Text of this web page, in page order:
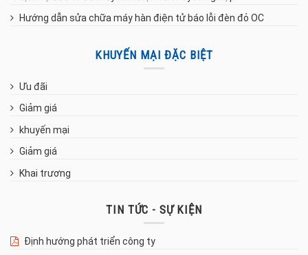
Hướng dẫn sửa chữa máy hàn điện tử báo lỗi đèn đỏ OC
KHUYẾN MẠI ĐẶC BIỆT
Ưu đãi
Giảm giá
khuyến mại
Giảm giá
Khai trương
TIN TỨC - SỰ KIỆN
Định hướng phát triển công ty